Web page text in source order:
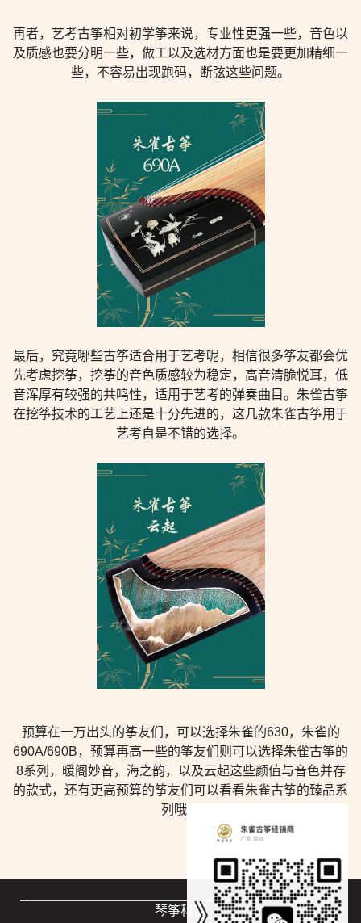
再者，艺考古筝相对初学筝来说，专业性更强一些，音色以
及质感也要分明一些，做工以及选材方面也是要更加精细一
些，不容易出现跑码，断弦这些问题。
最后，究竟哪些古筝适合用于艺考呢，相信很多筝友都会优
先考虑挖筝，挖筝的音色质感较为稳定，高音清脆悦耳，低
音浑厚有较强的共鸣性，适用于艺考的弹奏曲目。朱雀古筝
在挖筝技术的工艺上还是十分先进的，这几款朱雀古筝用于
艺考自是不错的选择。
预算在一万出头的筝友们，可以选择朱雀的630，朱雀的
690A/690B，预算再高一些的筝友们则可以选择朱雀古筝的
8系列，暖阁妙音，海之韵，以及云起这些颜值与音色并存
的款式，还有更高预算的筝友们可以看看朱雀古筝的臻品系
列哦！
琴筝科普